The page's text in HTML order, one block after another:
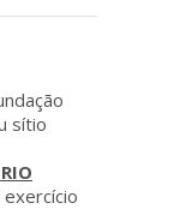
sítio
exercício